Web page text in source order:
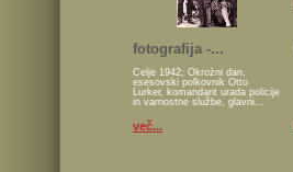
fotografija -...
Celje 1942; Okrožni dan,
esesovski polkovnik Otto
Lurker, komandant urada policije
in varnostne službe, glavni...
več...